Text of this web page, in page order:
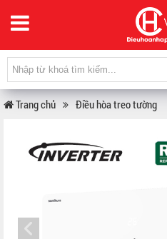
Trang chủ Điều hòa treo tường